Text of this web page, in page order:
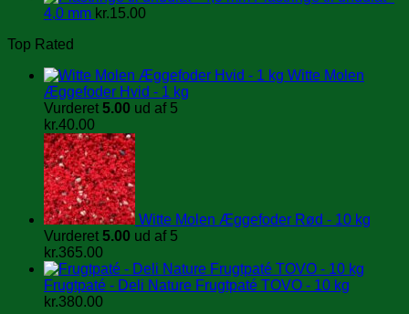
4,0 mm kr.15.00
Top Rated
Witte Molen
Æggefoder Hvid - 1 kg
Vurderet 5.00 ud af 5
kr.40.00
Witte Molen Æggefoder Rød - 10 kg
Vurderet 5.00 ud af 5
kr.365.00
Frugtpaté - Deli Nature Frugtpaté TOVO - 10 kg
kr.380.00